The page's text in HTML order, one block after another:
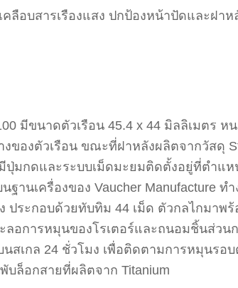
อบสารเรืองแสง ปกป้องหน้าปัดและฝาห
มีขนาดตัวเรือน 45.4 x 44 มิลลิเมตร หน
ของตัวเรือน ขณะที่ฝาหลังผลิตจากวัสดุ
ปุ่มกดและระบบเม็ดมะยมติดตั้งอยู่ที่ตำแ
านเครื่องของ Vaucher Manufacture ท
ประกอบด้วยทับทิม 44 เม็ด ตัวกลไกมาพ
อการหมุนของโรเตอร์และถนอมชิ้นส่วน
สเกล 24 ชั่วโมง เพื่อติดตามการหมุนรอ
ล็อกสายที่ผลิตจาก Titanium